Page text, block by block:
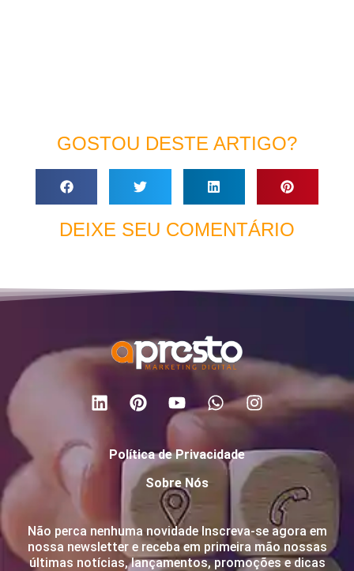
GOSTOU DESTE ARTIGO?
DEIXE SEU COMENTÁRIO
Política de Privacidade
Sobre Nós
Não perca nenhuma novidade Inscreva-se agora em
nossa newsletter e receba em primeira mão nossas
últimas notícias, lançamentos, promoções e dicas